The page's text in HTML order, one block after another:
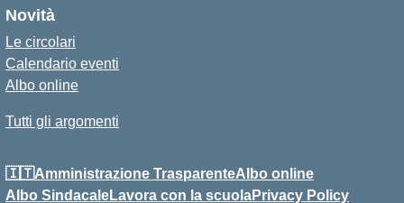
Novità
Le circolari
Calendario eventi
Albo online
Tutti gli argomenti
🇮🇹Amministrazione TrasparenteAlbo online
Albo SindacaleLavora con la scuolaPrivacy Policy